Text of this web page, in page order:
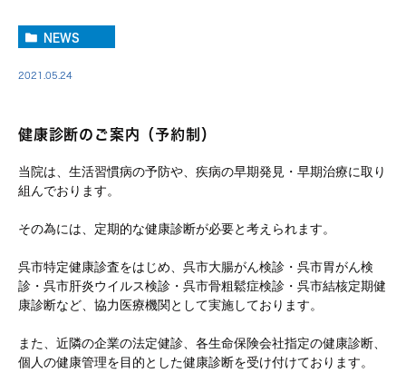
NEWS
2021.05.24
健康診断のご案内（予約制）
当院は、生活習慣病の予防や、疾病の早期発見・早期治療に取り
組んでおります。
その為には、定期的な健康診断が必要と考えられます。
呉市特定健康診査をはじめ、呉市大腸がん検診・呉市胃がん検
診・呉市肝炎ウイルス検診・呉市骨粗鬆症検診・呉市結核定期健
康診断など、協力医療機関として実施しております。
また、近隣の企業の法定健診、各生命保険会社指定の健康診断、
個人の健康管理を目的とした健康診断を受け付けております。